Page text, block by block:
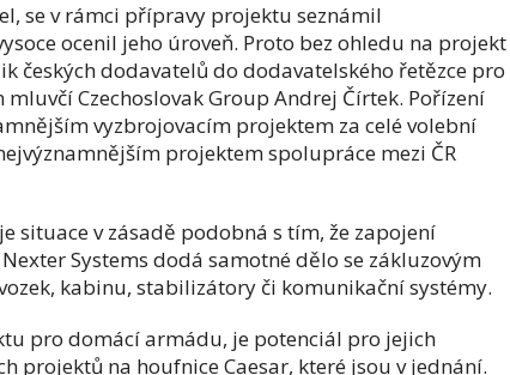
se v rámci přípravy projektu seznámil
ocenil jeho úroveň. Proto bez ohledu na projekt
českých dodavatelů do dodavatelského řetězce pro
Czechoslovak Group Andrej Čírtek. Pořízení
vyzbrojovacím projektem za celé volební
projektem spolupráce mezi ČR
situace v zásadě podobná s tím, že zapojení
Systems dodá samotné dělo se zákluzovým
kabinu, stabilizátory či komunikační systémy.
pro domácí armádu, je potenciál pro jejich
projektů na houfnice Caesar, které jsou v jednání.